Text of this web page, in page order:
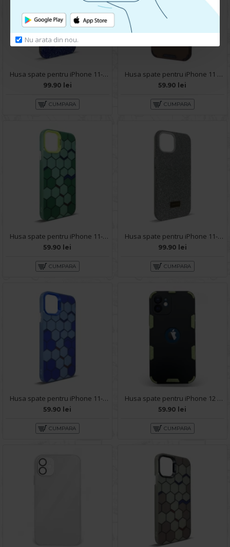
Nu arata din nou.
Husa spate pentru iPhone 11- Glow case
99.90 lei
CUMPARA
Husa spate pentru iPhone 11 - Mantis Case Maro / Negru
59.90 lei
CUMPARA
Husa spate pentru iPhone 11- Bozo case Verde
59.90 lei
CUMPARA
Husa spate pentru iPhone 11- Glow case
99.90 lei
CUMPARA
Husa spate pentru iPhone 11- Bozo case Albastru
59.90 lei
CUMPARA
Husa spate pentru iPhone 12 - Mantis Case Negru / Verde
59.90 lei
CUMPARA